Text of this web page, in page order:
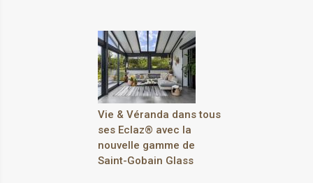
Vie & Véranda dans tous
ses Eclaz® avec la
nouvelle gamme de
Saint-Gobain Glass